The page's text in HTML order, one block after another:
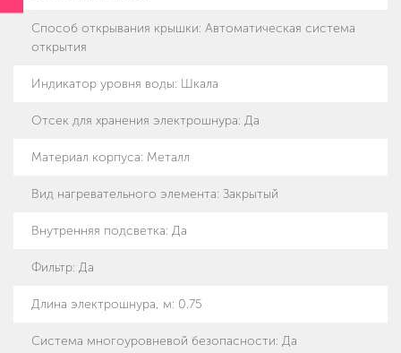
Способ открывания крышки: Автоматическая система
открытия
Индикатор уровня воды: Шкала
Отсек для хранения электрошнура: Да
Материал корпуса: Металл
Вид нагревательного элемента: Закрытый
Внутренняя подсветка: Да
Фильтр: Да
Длина электрошнура, м: 0.75
Система многоуровневой безопасности: Да